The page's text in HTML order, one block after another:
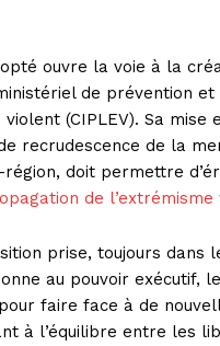
ouvre la voie à la
de prévention
violent (CIPLEV). Sa mise
recrudescence de la
doit permettre
de l’extrémisme
prise, toujours dans
au pouvoir exécutif,
faire face à de
à l’équilibre entre les